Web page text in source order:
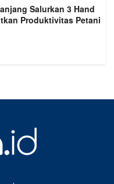
Salurkan 3 Hand
Produktivitas Petani